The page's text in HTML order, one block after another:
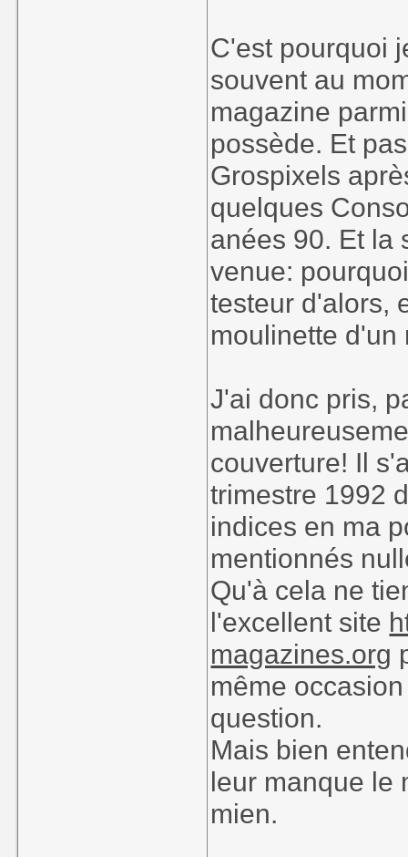
C'est pourquoi
souvent au
magazine
possède. Et
Grospixels
quelques
anées 90. Et la
venue:
testeur d'alors,
moulinette d'un
J'ai donc pris,
couverture! Il
trimestre 1992
indices en ma
mentionnés
Qu'à cela ne
l'excellent site
magazines.org
même
question.
Mais bien
leur manque le
mien.